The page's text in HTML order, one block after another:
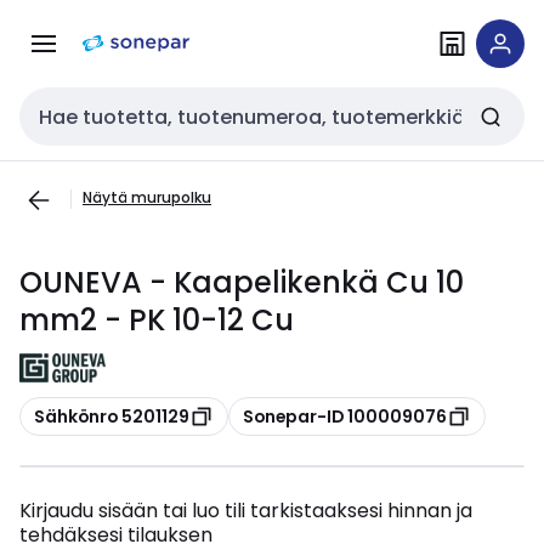
navigointiinsisältöön
Haku
Näytä murupolku
OUNEVA - Kaapelikenkä Cu 10
mm2 - PK 10-12 Cu
Kopioi
Sähkönro 5201129 Kopioi
Sonepar-ID 100009076
Kirjaudu sisään tai luo tili tarkistaaksesi hinnan ja
tehdäksesi tilauksen